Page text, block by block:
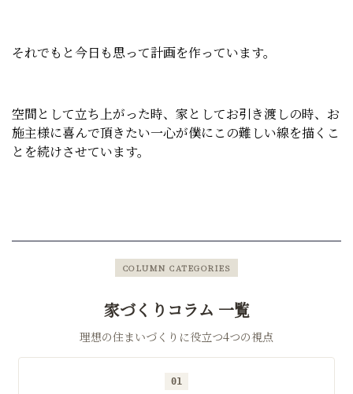
それでもと今日も思って計画を作っています。
空間として立ち上がった時、家としてお引き渡しの時、お
施主様に喜んで頂きたい一心が僕にこの難しい線を描くこ
とを続けさせています。
COLUMN CATEGORIES
家づくりコラム 一覧
理想の住まいづくりに役立つ4つの視点
01